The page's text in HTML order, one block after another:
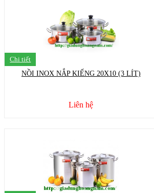
Chi tiết
NỒI INOX NẮP KIẾNG 20X10 (3 LÍT)
Liên hệ